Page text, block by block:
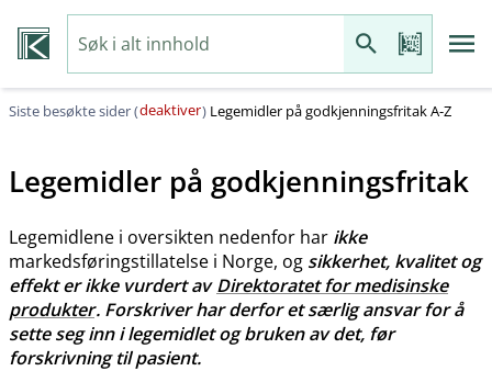
Siste besøkte sider (deaktiver) Legemidler på godkjenningsfritak A-Z
Legemidler på godkjenningsfritak
Legemidlene i oversikten nedenfor har ikke
markedsføringstillatelse i Norge, og sikkerhet, kvalitet og
effekt er ikke vurdert avDirektoratet for medisinske
produkter. Forskriver har derfor et særlig ansvar for å
sette seg inn i legemidlet og bruken av det, før
forskrivning til pasient.